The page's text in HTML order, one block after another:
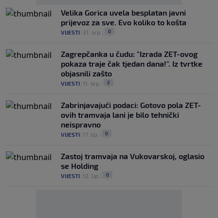
Velika Gorica uvela besplatan javni
prijevoz za sve. Evo koliko to košta
VIJESTI 31. srp. 0
Zagrepčanka u čudu: "Izrada ZET-ovog
pokaza traje čak tjedan dana!". Iz tvrtke
objasnili zašto
VIJESTI 11. srp. 2
Zabrinjavajući podaci: Gotovo pola ZET-
ovih tramvaja lani je bilo tehnički
neispravno
VIJESTI 17. lip. 0
Zastoj tramvaja na Vukovarskoj, oglasio
se Holding
VIJESTI 12. lip. 0